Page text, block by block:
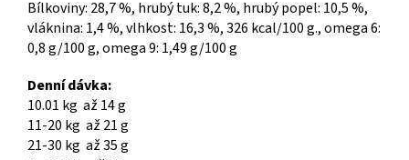
Bílkoviny: 28,7 %, hrubý tuk: 8,2 %, hrubý popel: 10,5 %,
vláknina: 1,4 %, vlhkost: 16,3 %, 326 kcal/100 g., omega 6:
0,8 g/100 g, omega 9: 1,49 g/100 g
Denní dávka:
10.01 kg až 14 g
11-20 kg až 21 g
21-30 kg až 35 g